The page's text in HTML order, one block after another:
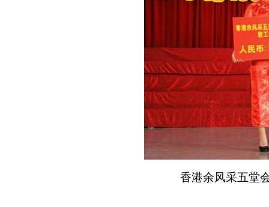
香港余风采五堂